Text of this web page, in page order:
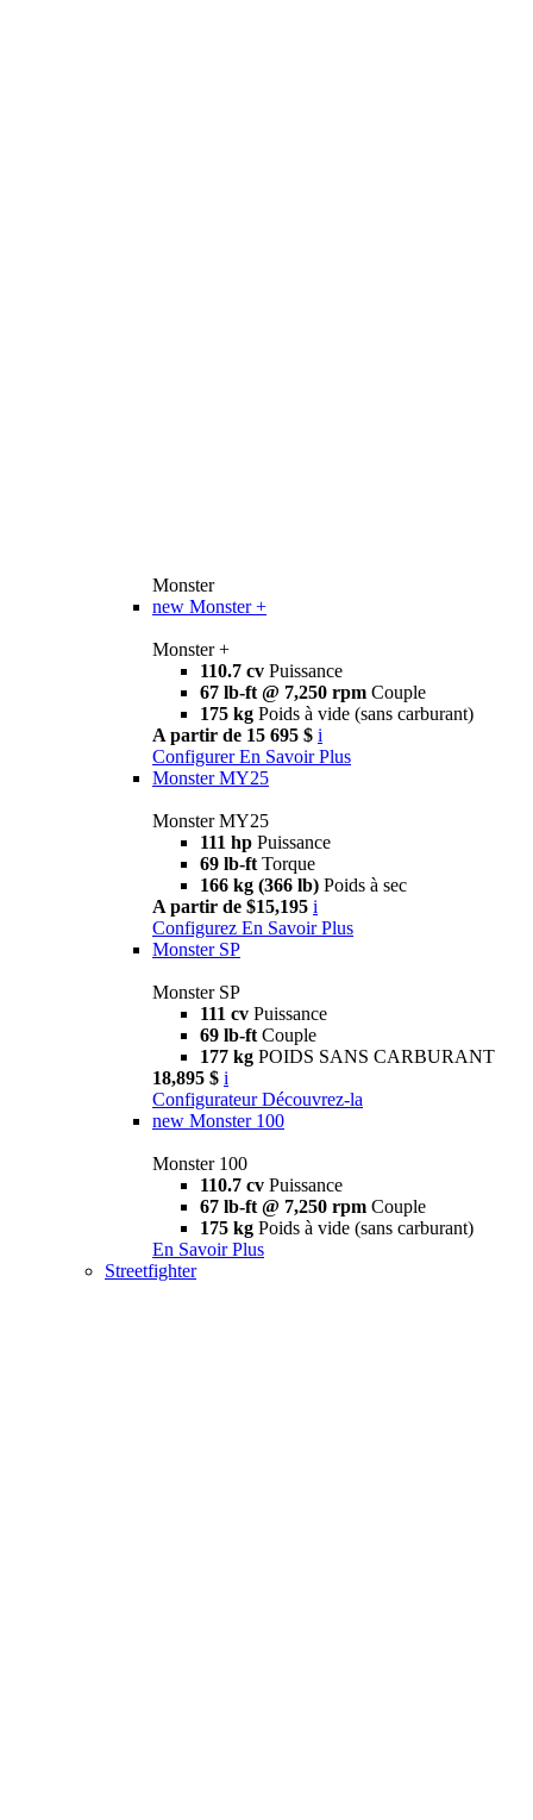
Monster
new Monster +
Monster +
110.7 cv Puissance
67 lb-ft @ 7,250 rpm Couple
175 kg Poids à vide (sans carburant)
A partir de 15 695 $ i
Configurer En Savoir Plus
Monster MY25
Monster MY25
111 hp Puissance
69 lb-ft Torque
166 kg (366 lb) Poids à sec
A partir de $15,195 i
Configurez En Savoir Plus
Monster SP
Monster SP
111 cv Puissance
69 lb-ft Couple
177 kg POIDS SANS CARBURANT
18,895 $ i
Configurateur Découvrez-la
new Monster 100
Monster 100
110.7 cv Puissance
67 lb-ft @ 7,250 rpm Couple
175 kg Poids à vide (sans carburant)
En Savoir Plus
Streetfighter